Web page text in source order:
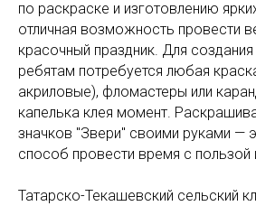
по раскраске и изготовлению
отличная возможность провести
красочный праздник. Для
ребятам потребуется любая
акриловые), фломастеры или
капелька клея момент.
значков "Звери" своими руками —
способ провести время с пользой
Татарско-Текашевский сельский